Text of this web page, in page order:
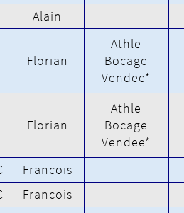
Alain
Florian
Athle
Bocage
Vendee*
Florian
Athle
Bocage
Vendee*
Francois
Francois